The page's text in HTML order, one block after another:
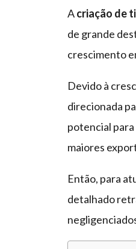
Acriação de
de grande
crescimento
Devido à
direcionada
potencial
maiores
Então, para
detalhado